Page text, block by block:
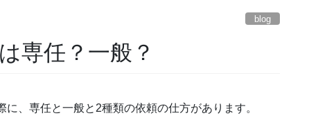
blog
専任？一般？
、専任と一般と2種類の依頼の仕方があります。